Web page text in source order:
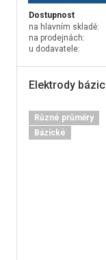
Dostupnost
na hlavním skladě:
na prodejnách:
u dodavatele:
Elektrody
Různé průměry
Bázické